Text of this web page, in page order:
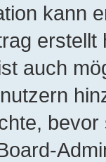
kann
auch